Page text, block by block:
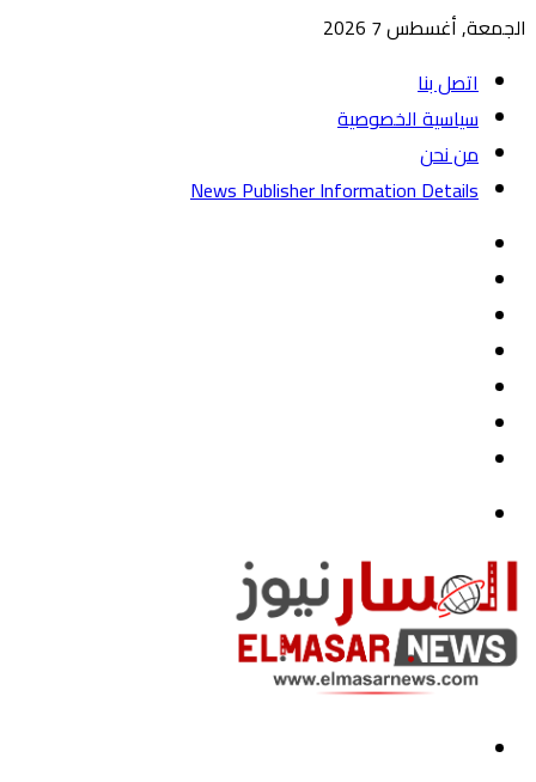
الجمعة, أغسطس 7 2026
اتصل بنا
سياسية الخصوصية
من نحن
News Publisher Information Details